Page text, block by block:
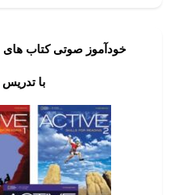
خودآموز صوتی کتاب های
با تدریس